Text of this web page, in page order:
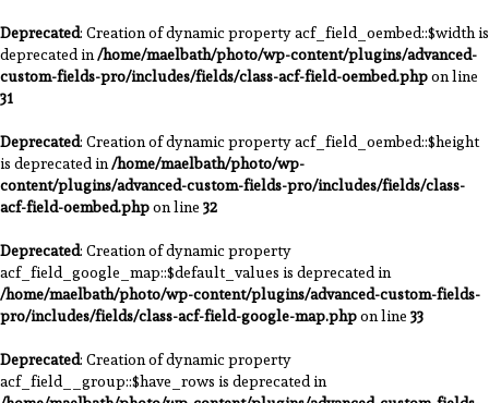
Deprecated: Creation of dynamic property acf_field_oembed::$width is
deprecated in/home/maelbath/photo/wp-content/plugins/advanced-
custom-fields-pro/includes/fields/class-acf-field-oembed.phpon line
31
Deprecated: Creation of dynamic property acf_field_oembed::$height
is deprecated in/home/maelbath/photo/wp-
content/plugins/advanced-custom-fields-pro/includes/fields/class-
acf-field-oembed.phpon line32
Deprecated: Creation of dynamic property
acf_field_google_map::$default_values is deprecated in
/home/maelbath/photo/wp-content/plugins/advanced-custom-fields-
pro/includes/fields/class-acf-field-google-map.phpon line33
Deprecated: Creation of dynamic property
acf_field__group::$have_rows is deprecated in